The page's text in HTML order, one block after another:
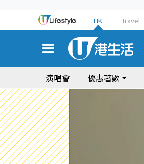
HK Travel
演唱會 優惠著數